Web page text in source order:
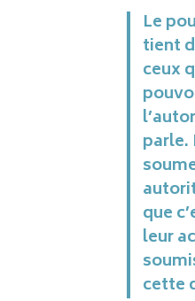
Le
tient
ceux
parle.
que
leur
cette